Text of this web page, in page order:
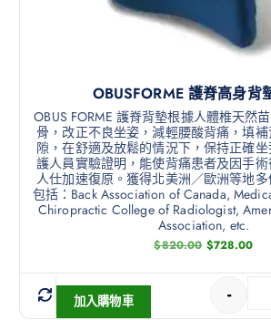
OBUSFORME 護脊高身背
OBUS FORME 護脊背墊根據人體椎天然
骨，改正不良坐姿，減輕腰酸背痛，填
隙，在舒適及放鬆的情況下，保持正確
護人員實驗證明，能使背痛患者及因手
人仕加速復原。獲得北美洲／歐洲等地多
包括：Back Association of Canada,
Chiropractic College of Radiologist,
Association, etc.
$820.00 $728.00
-
加入購物車